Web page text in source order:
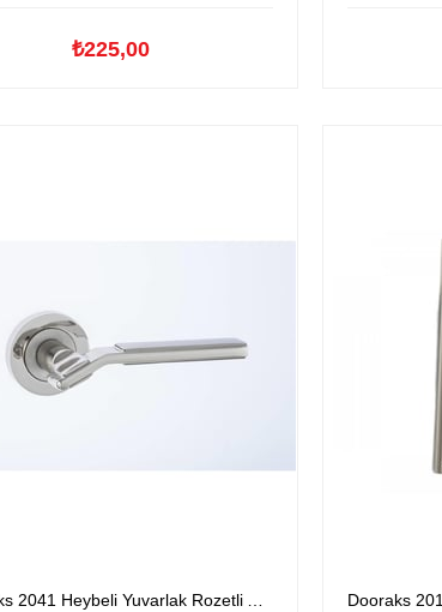
₺225,00
Heybeli Yuvarlak Rozetli Aluminyum Kapıkolu Dooraks 2017